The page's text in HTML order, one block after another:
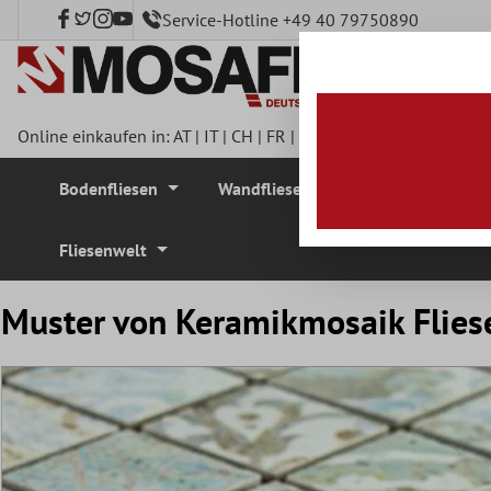
springen Service-Hotline +49 40 79750890
Online einkaufen in:AT| IT| CH | FR |
Bodenfliesen Wandfliesen
Fliesenwelt
Muster von Keramikmosaik